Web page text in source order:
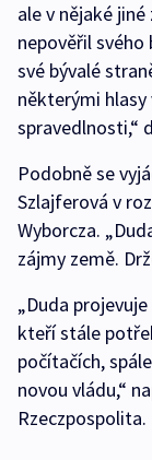
ale v nějaké
nepověřil
své bývalé
některými
spravedlnosti,“
Podobně se
Szlajferová v
Wyborcza.
zájmy země.
„Duda
kteří stále
počítačích,
novou vládu,“
Rzeczpospolita.